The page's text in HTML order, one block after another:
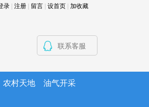
录 注册 留言 设首页 加收藏
联系客服
农村天地 油气开采